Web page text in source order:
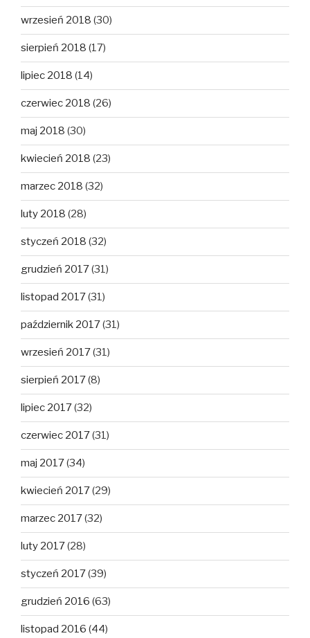
wrzesień 2018 (30)
sierpień 2018 (17)
lipiec 2018 (14)
czerwiec 2018 (26)
maj 2018 (30)
kwiecień 2018 (23)
marzec 2018 (32)
luty 2018 (28)
styczeń 2018 (32)
grudzień 2017(31)
listopad 2017(31)
październik 2017(31)
wrzesień 2017(31)
sierpień 2017(8)
lipiec 2017(32)
czerwiec 2017(31)
maj 2017(34)
kwiecień 2017(29)
marzec 2017(32)
luty 2017(28)
styczeń 2017(39)
grudzień 2016 (63)
listopad 2016 (44)